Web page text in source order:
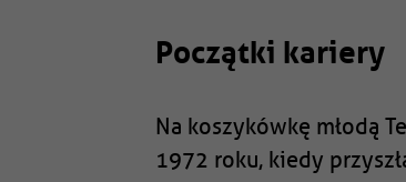
Początki kariery
Na koszykówkę młodą
1972 roku, kiedy